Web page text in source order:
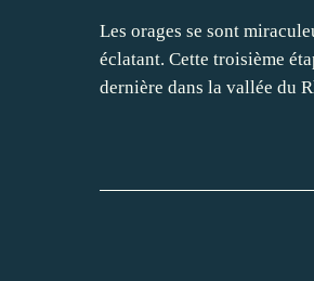
Les orages se sont
éclatant. Cette troisième
dernière dans la vallée du